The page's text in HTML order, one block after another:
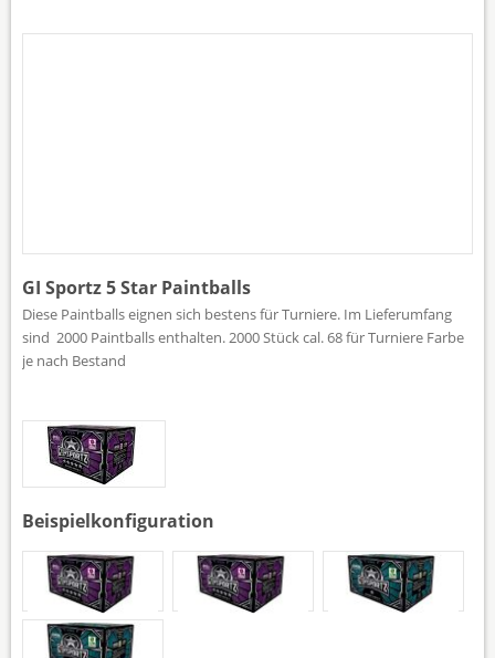
GI Sportz 5 Star Paintballs
Diese Paintballs eignen sich bestens für Turniere. Im Lieferumfang
sind 2000 Paintballs enthalten. 2000 Stück cal. 68 für Turniere Farbe
je nach Bestand
Beispielkonfiguration